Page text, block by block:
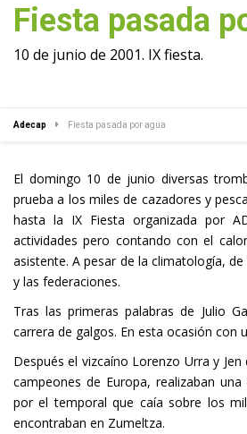
Fiesta pasada
10 de junio de 2001. IX fiesta.
Adecap Fiesta pasada por agua
El domingo 10 de junio diversas
prueba a los miles de cazadores y
hasta la IX Fiesta organizada por
actividades pero contando con el
asistente. A pesar de la climatología,
y las federaciones.
Tras las primeras palabras de Julio
carrera de galgos. En esta ocasión con
Después el vizcaíno Lorenzo Urra y
campeones de Europa, realizaban
por el temporal que caía sobre los
encontraban en Zumeltza.